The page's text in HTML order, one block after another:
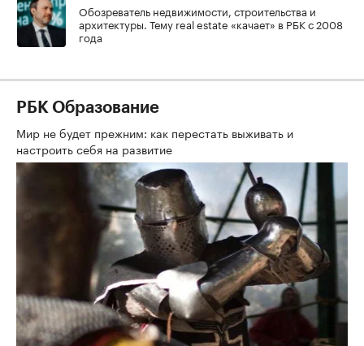
Обозреватель недвижимости, строительства и
архитектуры. Тему real estate «качает» в РБК с 2008
года
РБК Образование
Мир не будет прежним: как перестать выживать и
настроить себя на развитие